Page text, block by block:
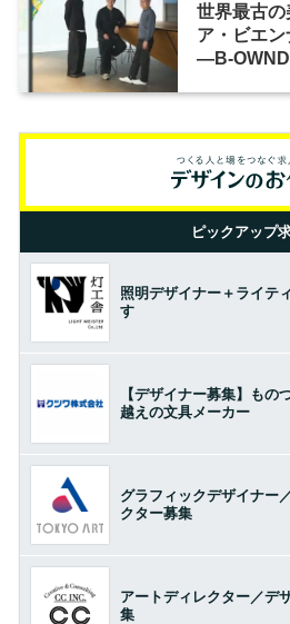
世界最古
ア・ビエ
―B-OWND
ピックアップ
照明デザイナー＋ライテ
す
【デザイナー募集】もの
越えの文具メーカー
グラフィックデザイナー
クター募集
アートディレクター／デ
集